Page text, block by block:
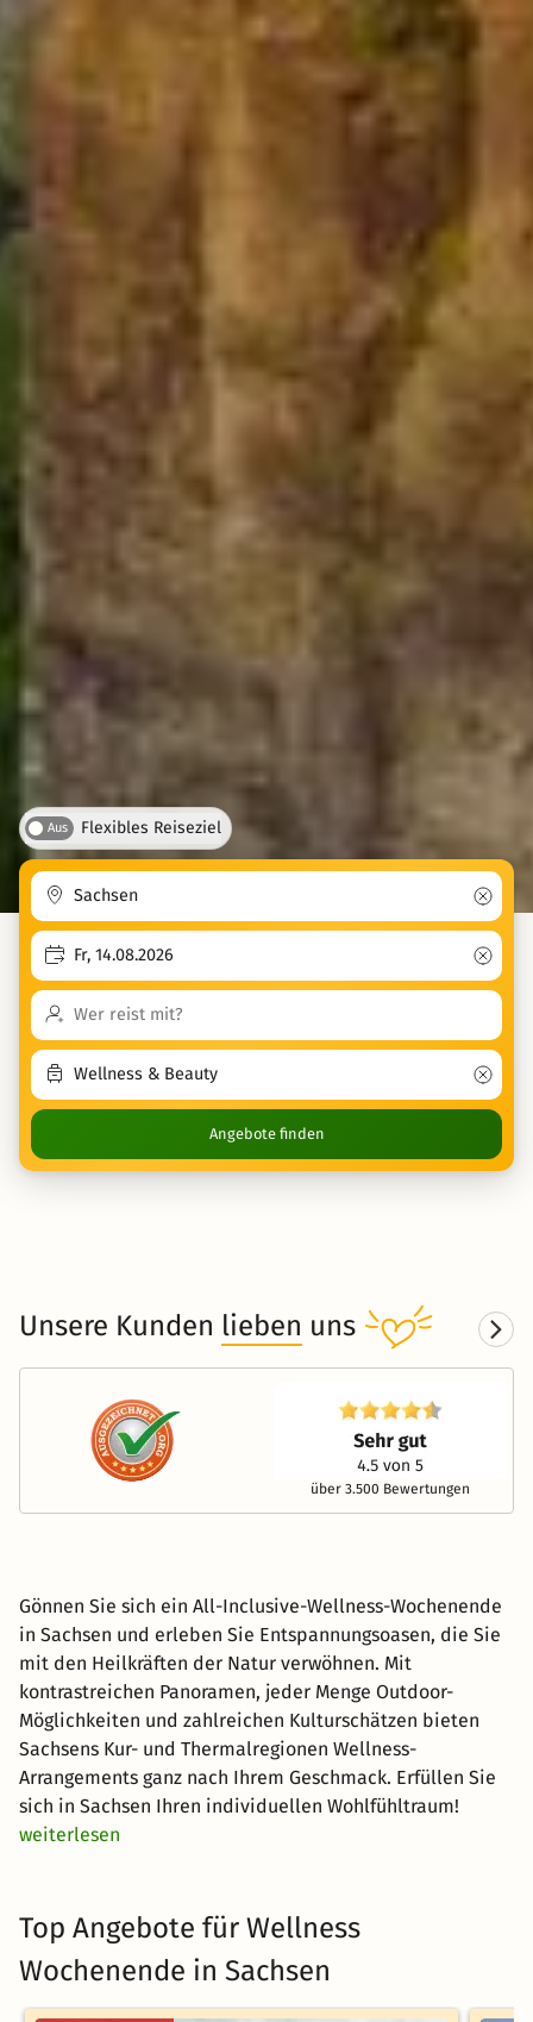
Aus Flexibles Reiseziel
Angebote finden
Unsere Kunden lieben uns
über 3.500 Bewertungen
Gönnen Sie sich ein All-Inclusive-Wellness-Wochenende
in Sachsen und erleben Sie Entspannungsoasen, die Sie
mit den Heilkräften der Natur verwöhnen. Mit
kontrastreichen Panoramen, jeder Menge Outdoor-
Möglichkeiten und zahlreichen Kulturschätzen bieten
Sachsens Kur- und Thermalregionen Wellness-
Arrangements ganz nach Ihrem Geschmack. Erfüllen Sie
sich in Sachsen Ihren individuellen Wohlfühltraum!
weiterlesen
Top Angebote für Wellness
Wochenende in Sachsen